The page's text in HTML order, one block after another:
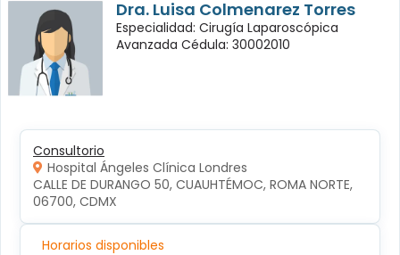
Dra. Luisa Colmenarez Torres
Especialidad: Cirugía Laparoscópica
Avanzada Cédula: 30002010
Consultorio
Hospital Ángeles Clínica Londres
CALLE DE DURANGO 50, CUAUHTÉMOC, ROMA NORTE,
06700, CDMX
Horarios disponibles